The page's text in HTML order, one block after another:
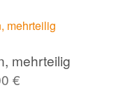
mehrteilig
€